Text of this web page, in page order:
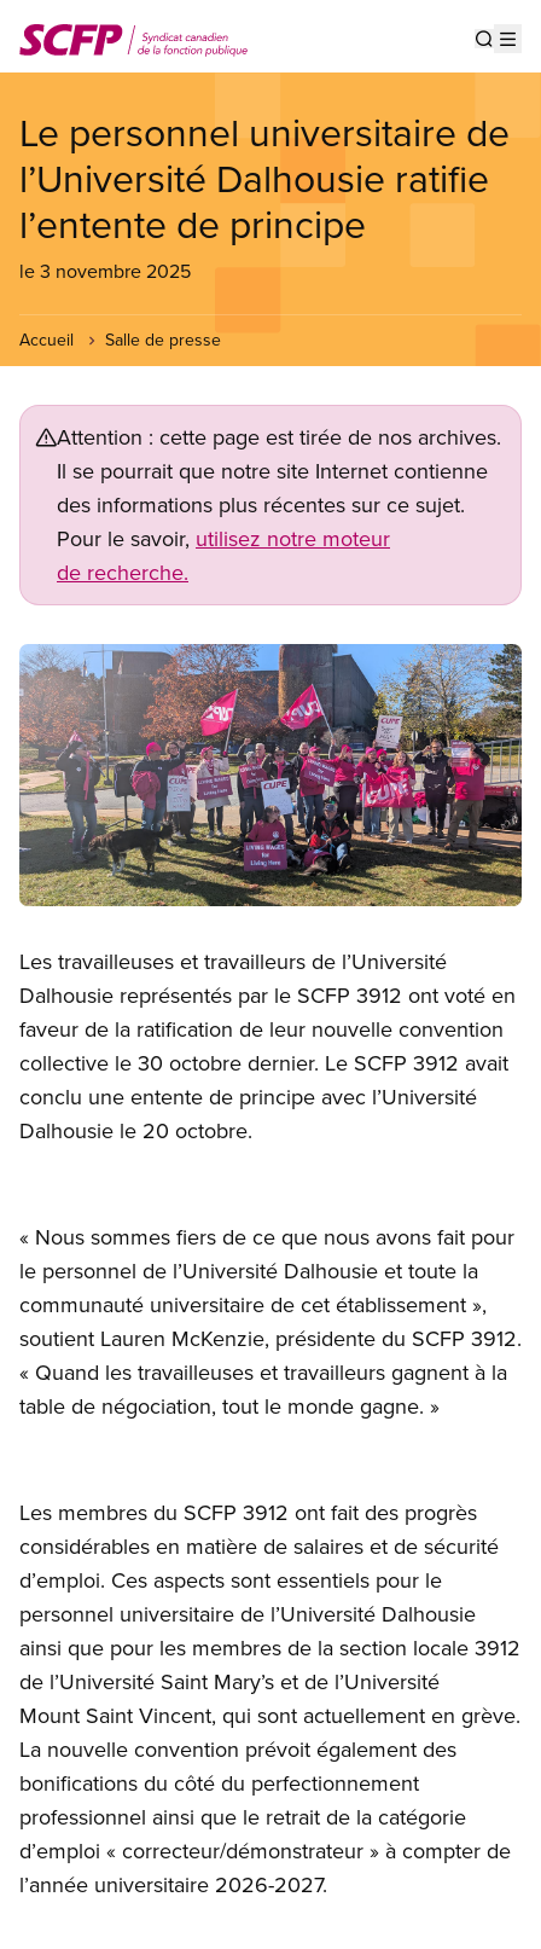
au
contenu
Le personnel universitaire de
l’Université Dalhousie ratifie
l’entente de principe
le 3 novembre 2025
Accueil Salle de presse
Attention : cette page est tirée de nos archives.
Il se pourrait que notre site Internet contienne
des informations plus récentes sur ce sujet.
Pour le savoir, utilisez notre moteur
de recherche.
Image
Les travailleuses et travailleurs de l’Université
Dalhousie représentés par le SCFP 3912 ont voté en
faveur de la ratification de leur nouvelle convention
collective le 30 octobre dernier. Le SCFP 3912 avait
conclu une entente de principe avec l’Université
Dalhousie le 20 octobre.
« Nous sommes fiers de ce que nous avons fait pour
le personnel de l’Université Dalhousie et toute la
communauté universitaire de cet établissement »,
soutient Lauren McKenzie, présidente du SCFP 3912.
« Quand les travailleuses et travailleurs gagnent à la
table de négociation, tout le monde gagne. »
Les membres du SCFP 3912 ont fait des progrès
considérables en matière de salaires et de sécurité
d’emploi. Ces aspects sont essentiels pour le
personnel universitaire de l’Université Dalhousie
ainsi que pour les membres de la section locale 3912
de l’Université Saint Mary’s et de l’Université
Mount Saint Vincent, qui sont actuellement en grève.
La nouvelle convention prévoit également des
bonifications du côté du perfectionnement
professionnel ainsi que le retrait de la catégorie
d’emploi « correcteur/démonstrateur » à compter de
l’année universitaire 2026-2027.